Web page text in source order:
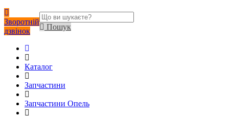
Зворотній
дзвінок
Пошук
Каталог
Запчастини
Запчастини Опель